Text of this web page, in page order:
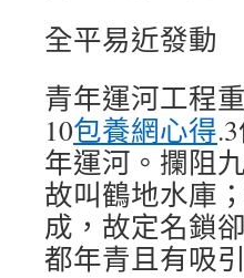
全平易近發動
青年運河工程
10包養網心得
年運河。攔阻
故叫鶴地水庫
成，故定名鎖
都年青且有吸